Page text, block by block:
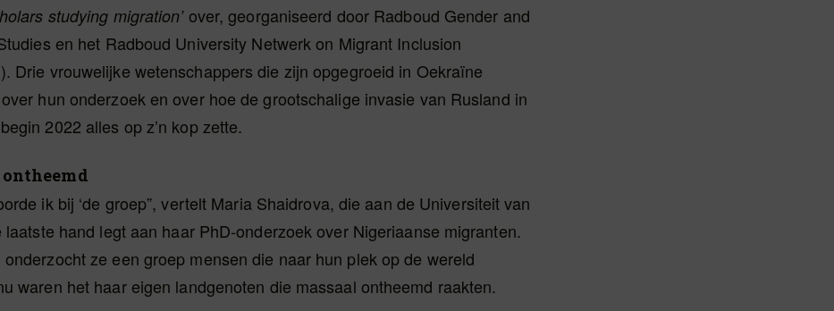
studying migration’over, georganiseerd door Radboud Gender and
en het Radboud University Netwerk on Migrant Inclusion
Drie vrouwelijke wetenschappers die zijn opgegroeid in Oekraïne
hun onderzoek en over hoe de grootschalige invasie van Rusland in
2022 alles op z’n kop zette.
ik bij ‘de groep”, vertelt Maria Shaidrova, die aan de Universiteit van
laatste hand legt aan haar PhD-onderzoek over Nigeriaanse migranten.
ze een groep mensen die naar hun plek op de wereld
waren het haar eigen landgenoten die massaal ontheemd raakten.